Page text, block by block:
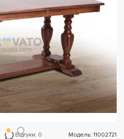
Відгуки: 0 Модель: 11002721